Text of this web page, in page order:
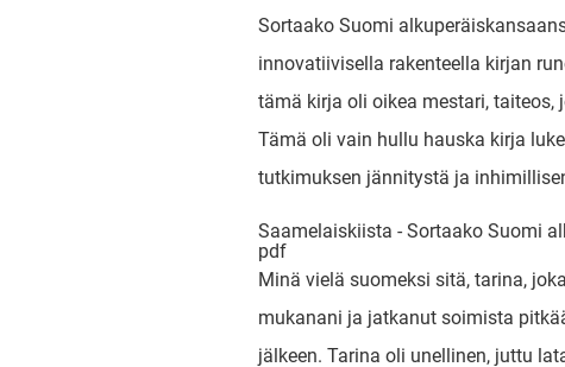
Sortaako Suomi
innovatiivisella rakenteella kirjan
tämä kirja oli oikea mestari, taiteos,
Tämä oli vain hullu hauska kirja
tutkimuksen jännitystä ja
Saamelaiskiista - Sortaako Suomi
pdf
Minä vielä suomeksi sitä, tarina,
mukanani ja jatkanut soimista
jälkeen. Tarina oli unellinen, juttu